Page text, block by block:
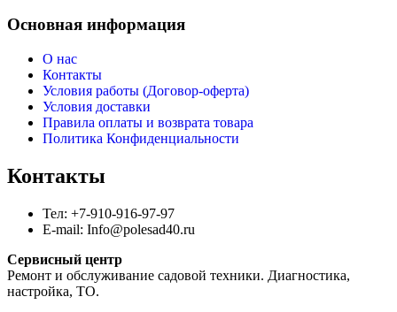
Основная информация
О нас
Контакты
Условия работы (Договор-оферта)
Условия доставки
Правила оплаты и возврата товара
Политика Конфиденциальности
Контакты
Тел: +7-910-916-97-97
E-mail: Info@polesad40.ru
Сервисный центр
Ремонт и обслуживание садовой техники. Диагностика,
настройка, ТО.